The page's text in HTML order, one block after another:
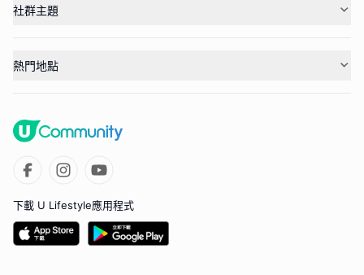
社群主題
熱門地點
下載 U Lifestyle應用程式